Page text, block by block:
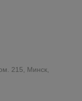
215, Минск,